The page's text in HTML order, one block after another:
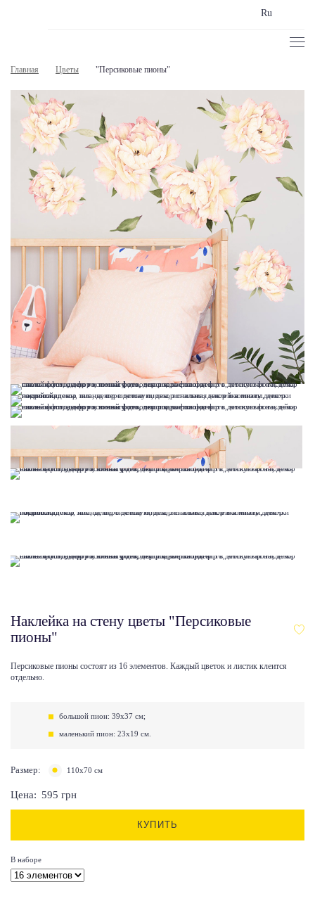
Ru
Главная Цветы "Персиковые пионы"
Наклейка на стену цветы "Персиковые
пионы"
Персиковые пионы состоят из 16 элементов. Каждый цветок и листик клеится
отдельно.
большой пион: 39х37 см;
маленький пион: 23х19 см.
Размер: 110х70 см
Цена: 595 грн
КУПИТЬ
В наборе